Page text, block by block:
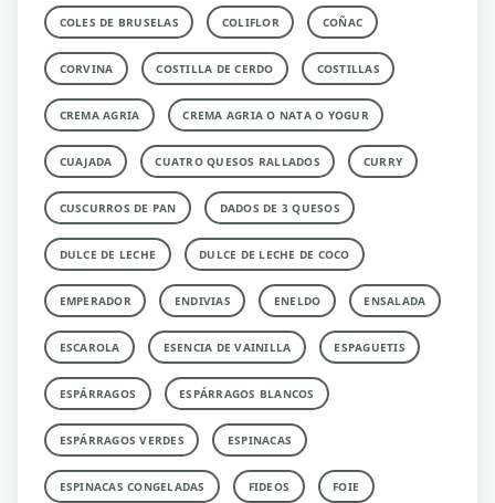
COLES DE BRUSELAS COLIFLOR COÑAC
CORVINA COSTILLA DE CERDO COSTILLAS
CREMA AGRIA CREMA AGRIA O NATA O YOGUR
CUAJADA CUATRO QUESOS RALLADOS CURRY
CUSCURROS DE PAN DADOS DE 3 QUESOS
DULCE DE LECHE DULCE DE LECHE DE COCO
EMPERADOR ENDIVIAS ENELDO ENSALADA
ESCAROLA ESENCIA DE VAINILLA ESPAGUETIS
ESPÁRRAGOS ESPÁRRAGOS BLANCOS
ESPÁRRAGOS VERDES ESPINACAS
ESPINACAS CONGELADAS FIDEOS FOIE